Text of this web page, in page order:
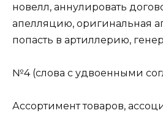
новелл, аннулировать
апелляцию, оригинальная
попасть в артиллерию,
№4 (слова с удвоенными
Ассортимент товаров,